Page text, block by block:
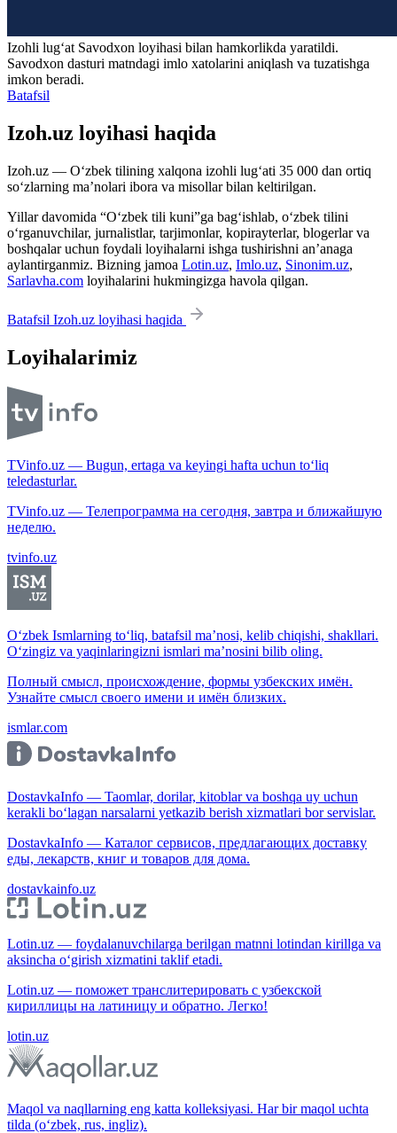
Izohli lugʻat Savodxon loyihasi bilan hamkorlikda yaratildi.
Savodxon dasturi matndagi imlo xatolarini aniqlash va tuzatishga
imkon beradi.
Batafsil
Izoh.uz loyihasi haqida
Izoh.uz — O‘zbek tilining xalqona izohli lug‘ati 35 000 dan ortiq
so‘zlarning ma’nolari ibora va misollar bilan keltirilgan.
Yillar davomida “O‘zbek tili kuni”ga bag‘ishlab, o‘zbek tilini
o‘rganuvchilar, jurnalistlar, tarjimonlar, kopirayterlar, blogerlar va
boshqalar uchun foydali loyihalarni ishga tushirishni an’anaga
aylantirganmiz. Bizning jamoa Lotin.uz, Imlo.uz, Sinonim.uz,
Sarlavha.com loyihalarini hukmingizga havola qilgan.
Batafsil Izoh.uz loyihasi haqida
Loyihalarimiz
TVinfo.uz — Bugun, ertaga va keyingi hafta uchun to‘liq
teledasturlar.
TVinfo.uz — Телепрограмма на сегодня, завтра и ближайшую
неделю.
tvinfo.uz
O‘zbek Ismlarning to‘liq, batafsil ma’nosi, kelib chiqishi, shakllari.
O‘zingiz va yaqinlaringizni ismlari ma’nosini bilib oling.
Полный смысл, происхождение, формы узбекских имён.
Узнайте смысл своего имени и имён близких.
ismlar.com
DostavkaInfo — Taomlar, dorilar, kitoblar va boshqa uy uchun
kerakli bo‘lagan narsalarni yetkazib berish xizmatlari bor servislar.
DostavkaInfo — Каталог сервисов, предлагающих доставку
еды, лекарств, книг и товаров для дома.
dostavkainfo.uz
Lotin.uz — foydalanuvchilarga berilgan matnni lotindan kirillga va
aksincha o‘girish xizmatini taklif etadi.
Lotin.uz — поможет транслитерировать с узбекской
кириллицы на латиницу и обратно. Легко!
lotin.uz
Maqol va naqllarning eng katta kolleksiyasi. Har bir maqol uchta
tilda (o‘zbek, rus, ingliz).